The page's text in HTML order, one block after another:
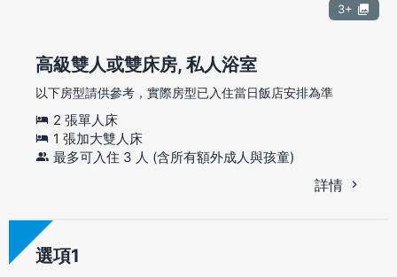
3+
高級雙人或雙床房, 私人浴室
以下房型請供參考，實際房型已入住當日飯店安排為準
2 張單人床
1 張加大雙人床
最多可入住 3 人 (含所有額外成人與孩童)
詳情
選項